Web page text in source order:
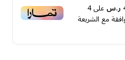
على4
مع الشريعة